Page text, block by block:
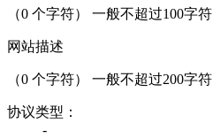
（0 个字符） 一般不超过100字符
网站描述
（0 个字符） 一般不超过200字符
协议类型：
-